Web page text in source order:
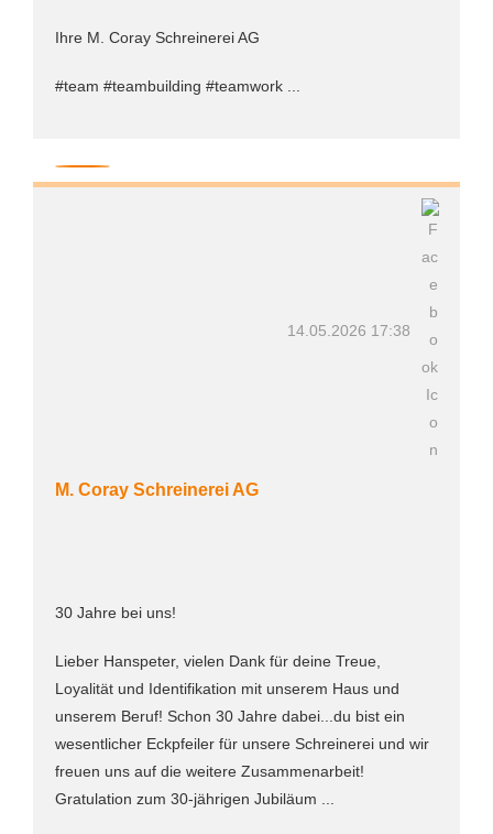
Ihre M. Coray Schreinerei AG
#team #teambuilding #teamwork ...
14.05.2026 17:38
M. Coray Schreinerei AG
30 Jahre bei uns!
Lieber Hanspeter, vielen Dank für deine Treue,
Loyalität und Identifikation mit unserem Haus und
unserem Beruf! Schon 30 Jahre dabei...du bist ein
wesentlicher Eckpfeiler für unsere Schreinerei und wir
freuen uns auf die weitere Zusammenarbeit!
Gratulation zum 30-jährigen Jubiläum ...